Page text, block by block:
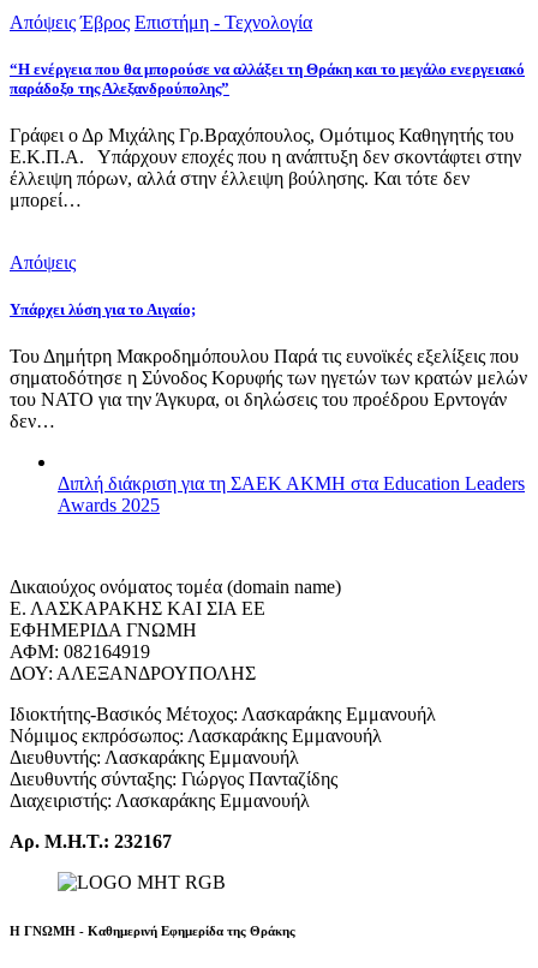
Απόψεις Έβρος Επιστήμη - Τεχνολογία
“Η ενέργεια που θα μπορούσε να αλλάξει τη Θράκη και το μεγάλο ενεργειακό
παράδοξο της Αλεξανδρούπολης”
Γράφει ο Δρ Μιχάλης Γρ.Βραχόπουλος, Ομότιμος Καθηγητής του
Ε.Κ.Π.Α. Υπάρχουν εποχές που η ανάπτυξη δεν σκοντάφτει στην
έλλειψη πόρων, αλλά στην έλλειψη βούλησης. Και τότε δεν
μπορεί…
Απόψεις
Υπάρχει λύση για το Αιγαίο;
Του Δημήτρη Μακροδημόπουλου Παρά τις ευνοϊκές εξελίξεις που
σηματοδότησε η Σύνοδος Κορυφής των ηγετών των κρατών μελών
του ΝΑΤΟ για την Άγκυρα, οι δηλώσεις του προέδρου Ερντογάν
δεν…
Διπλή διάκριση για τη ΣΑΕΚ ΑΚΜΗ στα Education Leaders
Awards 2025
Δικαιούχος ονόματος τομέα (domain name)
Ε. ΛΑΣΚΑΡΑΚΗΣ ΚΑΙ ΣΙΑ ΕΕ
ΕΦΗΜΕΡΙΔΑ ΓΝΩΜΗ
ΑΦΜ: 082164919
ΔΟΥ: ΑΛΕΞΑΝΔΡΟΥΠΟΛΗΣ
Ιδιοκτήτης-Βασικός Μέτοχος: Λασκαράκης Εμμανουήλ
Νόμιμος εκπρόσωπος: Λασκαράκης Εμμανουήλ
Διευθυντής: Λασκαράκης Εμμανουήλ
Διευθυντής σύνταξης: Γιώργος Πανταζίδης
Διαχειριστής: Λασκαράκης Εμμανουήλ
Αρ. Μ.Η.Τ.: 232167
Η ΓΝΩΜΗ - Καθημερινή Εφημερίδα της Θράκης